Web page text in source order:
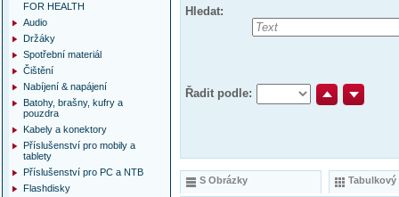
Hledat:
Řadit podle:
S Obrázky Tabulkový
FOR HEALTH
Audio
Držáky
Spotřební materiál
Čištění
Nabíjení & napájení
Batohy, brašny, kufry a
pouzdra
Kabely a konektory
Příslušenství pro mobily a
tablety
Příslušenství pro PC a NTB
Flashdisky